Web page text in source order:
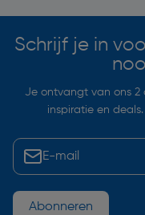
Schrijf je in
Je ontvangt van ons 2
inspiratie en
Abonneren